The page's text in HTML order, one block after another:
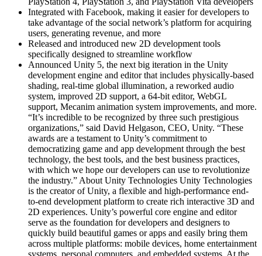
Integrated with Facebook, making it easier for developers to
take advantage of the social network’s platform for acquiring
users, generating revenue, and more
Released and introduced new 2D development tools
specifically designed to streamline workflow
Announced Unity 5, the next big iteration in the Unity
development engine and editor that includes physically-based
shading, real-time global illumination, a reworked audio
system, improved 2D support, a 64-bit editor, WebGL
support, Mecanim animation system improvements, and more.
“It’s incredible to be recognized by three such prestigious
organizations,” said David Helgason, CEO, Unity. “These
awards are a testament to Unity’s commitment to
democratizing game and app development through the best
technology, the best tools, and the best business practices,
with which we hope our developers can use to revolutionize
the industry.” About Unity Technologies Unity Technologies
is the creator of Unity, a flexible and high-performance end-
to-end development platform to create rich interactive 3D and
2D experiences. Unity’s powerful core engine and editor
serve as the foundation for developers and designers to
quickly build beautiful games or apps and easily bring them
across multiple platforms: mobile devices, home entertainment